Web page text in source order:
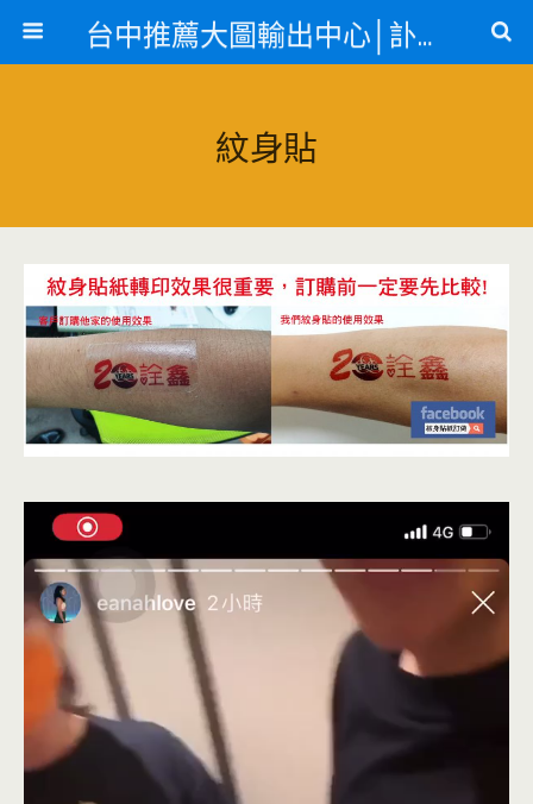
台中推薦大圖輸出中心│訃聞、紋身貼紙、急件名片
紋身貼
播
放
器